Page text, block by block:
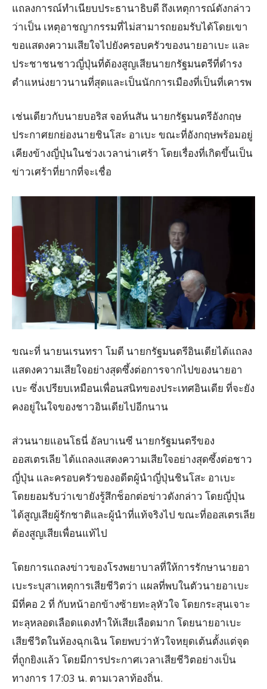
แถลงการณ์ทำเนียบประธานาธิบดี ถึงเหตุการณ์ดังกล่าว
ว่าเป็น เหตุอาชญากรรมที่ไม่สามารถยอมรับได้โดยเขา
ขอแสดงความเสียใจไปยังครอบครัวของนายอาเบะ และ
ประชาชนชาวญี่ปุ่นที่ต้องสูญเสียนายกรัฐมนตรีที่ดำรง
ตำแหน่งยาวนานที่สุดและเป็นนักการเมืองที่เป็นที่เคารพ
เช่นเดียวกับนายบอริส จอห์นสัน นายกรัฐมนตรีอังกฤษ
ประกาศยกย่องนายชินโสะ อาเบะ ขณะที่อังกฤษพร้อมอยู่
เคียงข้างญี่ปุ่นในช่วงเวลาน่าเศร้า โดยเรื่องที่เกิดขึ้นเป็น
ข่าวเศร้าที่ยากที่จะเชื่อ
ขณะที่ นายนเรนทรา โมดี นายกรัฐมนตรีอินเดียได้แถลง
แสดงความเสียใจอย่างสุดซึ้งต่อการจากไปของนายอา
เบะ ซึ่งเปรียบเหมือนเพื่อนสนิทของประเทศอินเดีย ที่จะยัง
คงอยู่ในใจของชาวอินเดียไปอีกนาน
ส่วนนายแอนโธนี่ อัลบาเนซี นายกรัฐมนตรีของ
ออสเตรเลีย ได้แถลงแสดงความเสียใจอย่างสุดซึ้งต่อชาว
ญี่ปุ่น และครอบครัวของอดีตผู้นำญี่ปุ่นชินโสะ อาเบะ
โดยยอมรับว่าเขายังรู้สึกช็อกต่อข่าวดังกล่าว โดยญี่ปุ่น
ได้สูญเสียผู้รักชาติและผู้นำที่แท้จริงไป ขณะที่ออสเตรเลีย
ต้องสูญเสียเพื่อนแท้ไป
โดยการแถลงข่าวของโรงพยาบาลที่ให้การรักษานายอา
เบะระบุสาเหตุการเสียชีวิตว่า แผลที่พบในตัวนายอาเบะ
มีที่คอ 2 ที่ กับหน้าอกข้างซ้ายทะลุหัวใจ โดยกระสุนเจาะ
ทะลุหลอดเลือดแดงทำให้เสียเลือดมาก โดยนายอาเบะ
เสียชีวิตในห้องฉุกเฉิน โดยพบว่าหัวใจหยุดเต้นตั้งแต่จุด
ที่ถูกยิงแล้ว โดยมีการประกาศเวลาเสียชีวิตอย่างเป็น
ทางการ 17:03 น. ตามเวลาท้องถิ่น.